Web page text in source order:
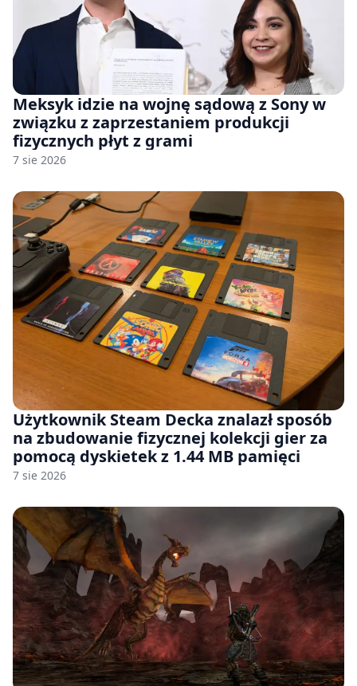
Meksyk idzie na wojnę sądową z Sony w
związku z zaprzestaniem produkcji
fizycznych płyt z grami
7 sie 2026
Użytkownik Steam Decka znalazł sposób
na zbudowanie fizycznej kolekcji gier za
pomocą dyskietek z 1.44 MB pamięci
7 sie 2026